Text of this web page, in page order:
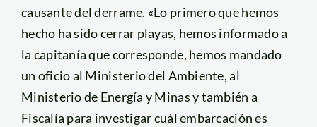
causante del derrame. «Lo primero que hemos
hecho ha sido cerrar playas, hemos informado a
la capitanía que corresponde, hemos mandado
un oficio al Ministerio del Ambiente, al
Ministerio de Energía y Minas y también a
Fiscalía para investigar cuál embarcación es